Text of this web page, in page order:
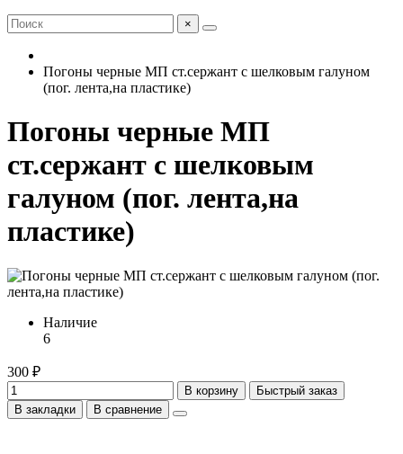
×
Погоны черные МП ст.сержант с шелковым галуном
(пог. лента,на пластике)
Погоны черные МП
ст.сержант с шелковым
галуном (пог. лента,на
пластике)
Наличие
6
300 ₽
В корзину
Быстрый заказ
В закладки
В сравнение